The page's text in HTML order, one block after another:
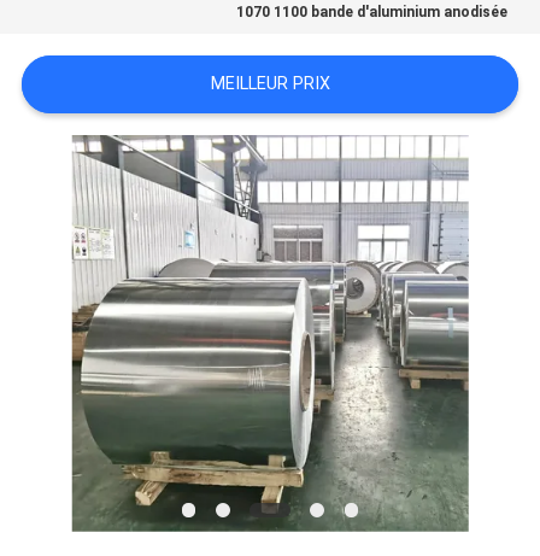
CAS
DEMANDEZ
UNE
CITATION
SITEMAP
POLITIQUE
CONFIDENTIALITÉ
1070 1100 bande d'aluminium anodisée
MEILLEUR PRIX